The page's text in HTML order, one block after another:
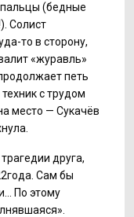
(бедные
Солист
то в сторону,
«журавль»
петь
с трудом
место — Сукачёв
друга,
Сам бы
По этому